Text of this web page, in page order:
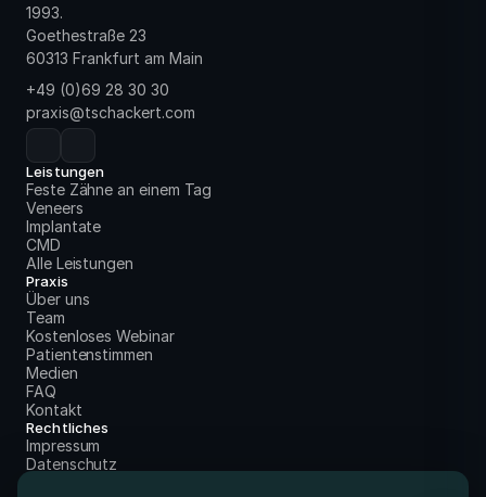
1993.
Goethestraße 23
60313 Frankfurt am Main
+49 (0)69 28 30 30
praxis@tschackert.com
Leistungen
Feste Zähne an einem Tag
Veneers
Implantate
CMD
Alle Leistungen
Praxis
Über uns
Team
Kostenloses Webinar
Patientenstimmen
Medien
FAQ
Kontakt
Rechtliches
Impressum
Datenschutz